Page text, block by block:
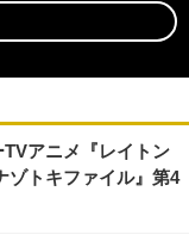
アニメ『レイトン
ゾトキファイル』第4